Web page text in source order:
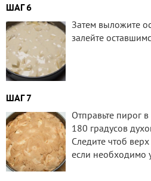
ШАГ 6
Затем выложите
залейте
ШАГ 7
Отправьте пирог
180 градусов
Следите чтоб
если необходимо